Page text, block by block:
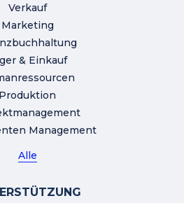
Verkauf
Marketing
& Einkauf
Produktion
Management
Alle